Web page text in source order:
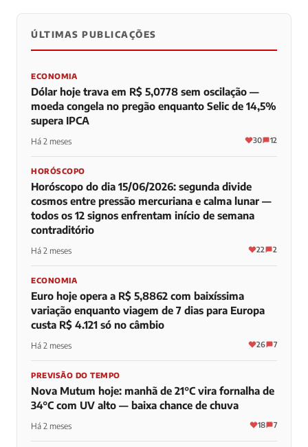
0 0 0
ÚLTIMAS PUBLICAÇÕES
ECONOMIA
Dólar hoje trava em R$ 5,0778 sem oscilação —
moeda congela no pregão enquanto Selic de 14,5%
supera IPCA
Há 2 meses 30 12
HORÓSCOPO
Horóscopo do dia 15/06/2026: segunda divide
cosmos entre pressão mercuriana e calma lunar —
todos os 12 signos enfrentam início de semana
contraditório
Há 2 meses 22 2
ECONOMIA
Euro hoje opera a R$ 5,8862 com baixíssima
variação enquanto viagem de 7 dias para Europa
custa R$ 4.121 só no câmbio
Há 2 meses 26 7
PREVISÃO DO TEMPO
Nova Mutum hoje: manhã de 21°C vira fornalha de
34°C com UV alto — baixa chance de chuva
Há 2 meses 18 7